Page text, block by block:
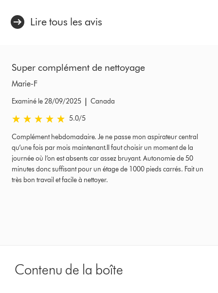
Lire tous les avis
Super complément de nettoyage
Marie-F
Examiné le 28/09/2025 | Canada
5.0 stars out of 5 from Examiné le 28/09/2025 Avis
5.0/5
Complément hebdomadaire. Je ne passe mon aspirateur central
qu’une fois par mois maintenant.Il faut choisir un moment de la
journée où l’on est absents car assez bruyant. Autonomie de 50
minutes donc suffisant pour un étage de 1000 pieds carrés. Fait un
très bon travail et facile à nettoyer.
Contenu de la boîte